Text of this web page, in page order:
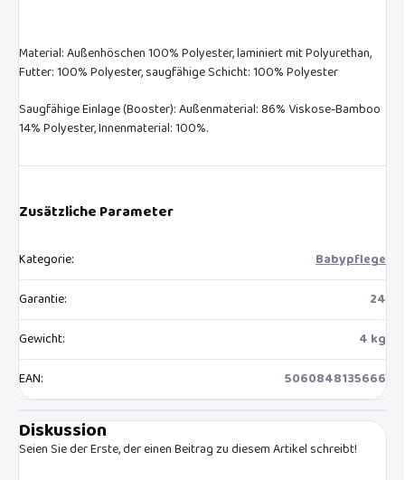
Material: Außenhöschen 100% Polyester, laminiert mit Polyurethan,
Futter: 100% Polyester, saugfähige Schicht: 100% Polyester
Saugfähige Einlage (Booster): Außenmaterial: 86% Viskose-Bamboo
14% Polyester, Innenmaterial: 100%.
Zusätzliche Parameter
Kategorie:
Babypflege
Garantie:
24
Gewicht:
4 kg
EAN: 5060848135666
Diskussion
Seien Sie der Erste, der einen Beitrag zu diesem Artikel schreibt!